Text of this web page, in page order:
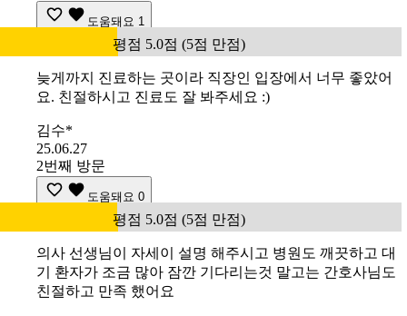
도움돼요 1
평점 5.0점 (5점 만점)
늦게까지 진료하는 곳이라 직장인 입장에서 너무 좋았어
요. 친절하시고 진료도 잘 봐주세요 :)
김수*
25.06.27
2번째 방문
도움돼요 0
평점 5.0점 (5점 만점)
의사 선생님이 자세이 설명 해주시고 병원도 깨끗하고 대
기 환자가 조금 많아 잠깐 기다리는것 말고는 간호사님도
친절하고 만족 했어요